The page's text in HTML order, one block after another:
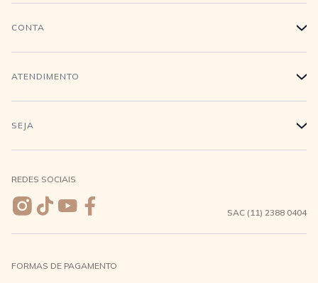
História
Conecte-se
CONTA +
Login
Meus pedidos
Wishlist
ATENDIMENTO +
Compra Segura
Entrega e Frete
Trocas e Devoluções
Direito de Arrependimento
SEJA +
REDES SOCIAIS
SAC (11) 2388 0404
FORMAS DE PAGAMENTO